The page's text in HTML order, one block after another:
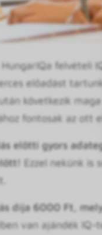
HungarIQa felvételi
előadást
következik
fontosak az ott
előtti gyors
Ezzel nekünk is
díja 6000 Ft,
van ajándék IQ-